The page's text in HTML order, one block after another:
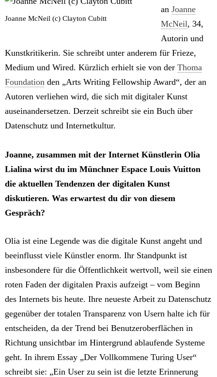
Joanne McNeil (c) Clayton Cubitt
an Joanne
McNeil, 34,
Autorin und
Kunstkritikerin. Sie schreibt unter anderem für Frieze,
Medium und Wired. Kürzlich erhielt sie von der Thoma
Foundation den „Arts Writing Fellowship Award“, der an
Autoren verliehen wird, die sich mit digitaler Kunst
auseinandersetzen. Derzeit schreibt sie ein Buch über
Datenschutz und Internetkultur.
Joanne, zusammen mit der Internet Künstlerin Olia
Lialina wirst du im Münchner Espace Louis Vuitton
die aktuellen Tendenzen der digitalen Kunst
diskutieren. Was erwartest du dir von diesem
Gespräch?
Olia ist eine Legende was die digitale Kunst angeht und
beeinflusst viele Künstler enorm. Ihr Standpunkt ist
insbesondere für die Öffentlichkeit wertvoll, weil sie einen
roten Faden der digitalen Praxis aufzeigt – vom Beginn
des Internets bis heute. Ihre neueste Arbeit zu Datenschutz
gegenüber der totalen Transparenz von Usern halte ich für
entscheiden, da der Trend bei Benutzeroberflächen in
Richtung unsichtbar im Hintergrund ablaufende Systeme
geht. In ihrem Essay „Der Vollkommene Turing User“
schreibt sie: „Ein User zu sein ist die letzte Erinnerung